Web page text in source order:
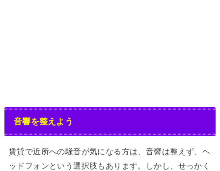
音響を整えよう
賃貸で近所への騒音が気になる方は、音響は整えず、ヘ
ッドフォンという選択肢もあります。しかし、せっかく